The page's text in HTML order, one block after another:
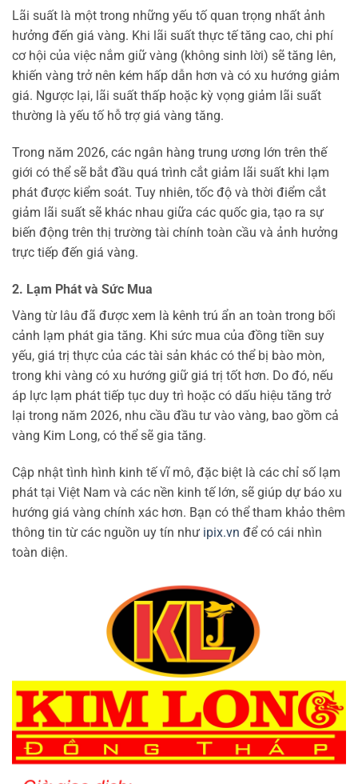
Lãi suất là một trong những yếu tố quan trọng nhất ảnh
hưởng đến giá vàng. Khi lãi suất thực tế tăng cao, chi phí
cơ hội của việc nắm giữ vàng (không sinh lời) sẽ tăng lên,
khiến vàng trở nên kém hấp dẫn hơn và có xu hướng giảm
giá. Ngược lại, lãi suất thấp hoặc kỳ vọng giảm lãi suất
thường là yếu tố hỗ trợ giá vàng tăng.
Trong năm 2026, các ngân hàng trung ương lớn trên thế
giới có thể sẽ bắt đầu quá trình cắt giảm lãi suất khi lạm
phát được kiểm soát. Tuy nhiên, tốc độ và thời điểm cắt
giảm lãi suất sẽ khác nhau giữa các quốc gia, tạo ra sự
biến động trên thị trường tài chính toàn cầu và ảnh hưởng
trực tiếp đến giá vàng.
2. Lạm Phát và Sức Mua
Vàng từ lâu đã được xem là kênh trú ẩn an toàn trong bối
cảnh lạm phát gia tăng. Khi sức mua của đồng tiền suy
yếu, giá trị thực của các tài sản khác có thể bị bào mòn,
trong khi vàng có xu hướng giữ giá trị tốt hơn. Do đó, nếu
áp lực lạm phát tiếp tục duy trì hoặc có dấu hiệu tăng trở
lại trong năm 2026, nhu cầu đầu tư vào vàng, bao gồm cả
vàng Kim Long, có thể sẽ gia tăng.
Cập nhật tình hình kinh tế vĩ mô, đặc biệt là các chỉ số lạm
phát tại Việt Nam và các nền kinh tế lớn, sẽ giúp dự báo xu
hướng giá vàng chính xác hơn. Bạn có thể tham khảo thêm
thông tin từ các nguồn uy tín như ipix.vn để có cái nhìn
toàn diện.